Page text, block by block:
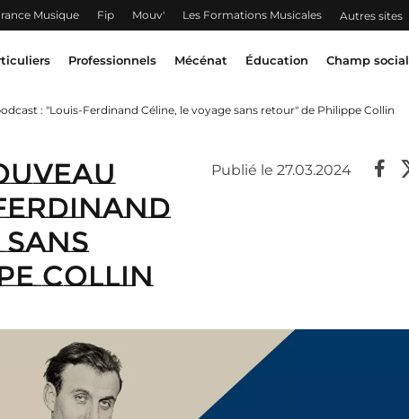
Musique Fip Mouv' Les Formations Musicales Autres sites
Professionnels Mécénat Éducation Champ social
: "Louis-Ferdinand Céline, le voyage sans retour" de Philippe Collin
sans
Collin
Publié le 27.03.2024